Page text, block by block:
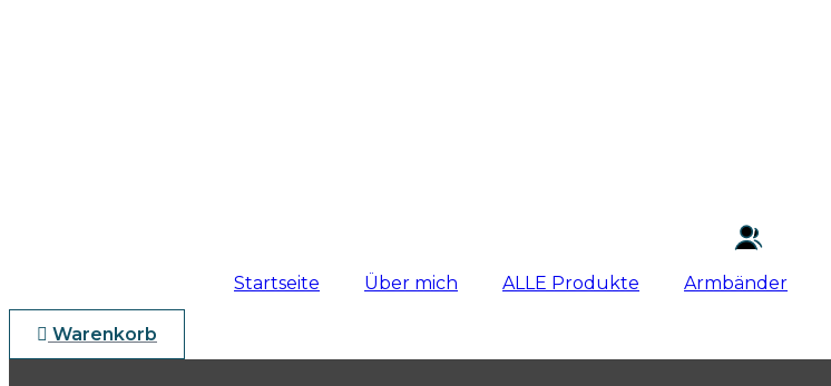
Startseite Über mich ALLE Produkte Armbänder
Warenkorb